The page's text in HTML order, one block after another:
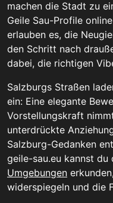
machen die Stadt zu
Geile Sau-Profile
erlauben es, die
den Schritt nach
dabei, die richtigen
Salzburgs Straßen
ein: Eine elegante
Vorstellungskraft
unterdrückte
Salzburg-Gedanken
geile-sau.eu kannst du
Umgebungen
widerspiegeln und die